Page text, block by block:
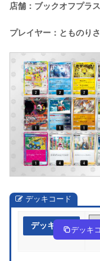
店舗：ブックオフプラ
プレイヤー：とものり
デッキコード
デッキ作成 デッキ